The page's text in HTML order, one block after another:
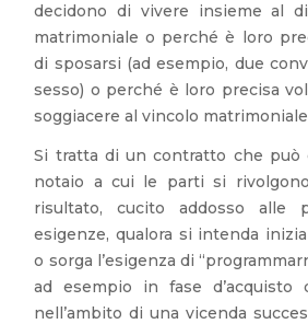
decidono di vivere insieme al
matrimoniale o perché è loro
di sposarsi (ad esempio, due
sesso) o perché è loro precisa
soggiacere al vincolo
Si tratta di un contratto che può
notaio a cui le parti si
risultato, cucito addosso alle
esigenze, qualora si intenda
o sorga l’esigenza di
ad esempio in fase
nell’ambito di una vicenda